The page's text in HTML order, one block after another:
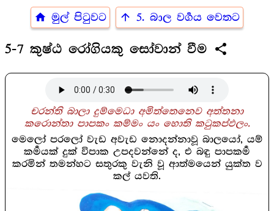
home මුල් පිටුවට arrow_upward 5. බාල වර්‍ගය වෙතට
5-7 කුෂ්ඨ රෝගියකු සෝවාන් වීම share
චරන්ති බාලා දුම්මෙධා අමිත්තෙනෙව අත්තනා
කරොන්තා පාපකං කම්මං යං හොති කටුකප්ඵලං.
මෙලෝ පරලෝ වැඩ අවැඩ නොදන්නාවූ බාලයෝ, යම්
කර්‍මයක් දුක් විපාක උපදවන්නේ ද, එ බඳු පාපකර්‍ම
කරමින් තමන්හට සතුරකු වැනි වූ ආත්මයෙන් යුක්ත ව
කල් යවති.